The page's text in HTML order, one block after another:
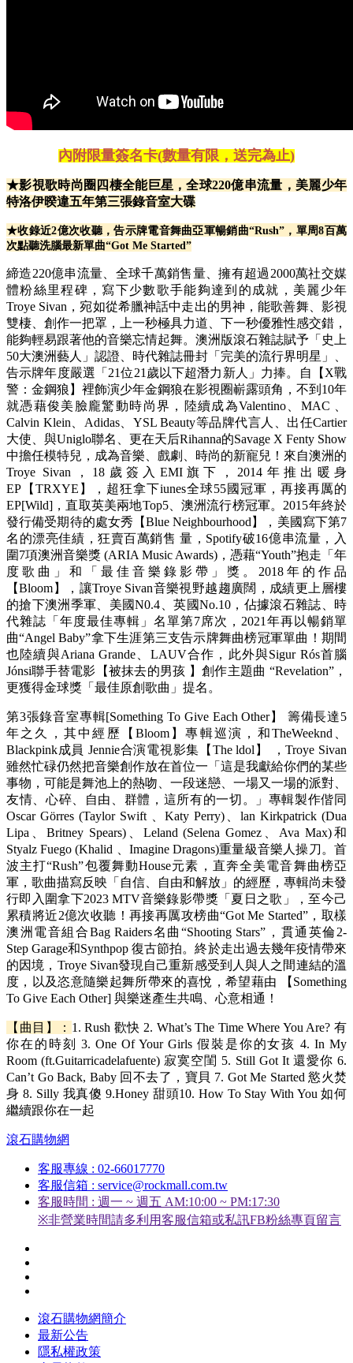
內附限量簽名卡(數量有限，送完為止)
★影視歌時尚圈四棲全能巨星，全球220億串流量，美麗少年
特洛伊暌違五年第三張錄音室大碟
★收錄近2億次收聽，告示牌電音舞曲亞軍暢銷曲“Rush”，單周8百萬
次點聽洗腦最新單曲“Got Me Started”
締造220億串流量、全球千萬銷售量、擁有超過2000萬社交媒
體粉絲里程碑，寫下少數歌手能夠達到的成就，美麗少年
Troye Sivan，宛如從希臘神話中走出的男神，能歌善舞、影視
雙棲、創作一把罩，上一秒極具力道、下一秒優雅性感交錯，
能夠輕易跟著他的音樂忘情起舞。澳洲版滾石雜誌賦予「史上
50大澳洲藝人」認證、時代雜誌冊封「完美的流行界明星」、
告示牌年度嚴選「21位21歲以下超潛力新人」力捧。自【X戰
警：金鋼狼】裡飾演少年金鋼狼在影視圈嶄露頭角，不到10年
就憑藉俊美臉龐驚動時尚界，陸續成為Valentino、MAC 、
Calvin Klein、Adidas、YSL Beauty等品牌代言人、出任Cartier
大使、與Uniglo聯名、更在天后Rihanna的Savage X Fenty Show
中擔任模特兒，成為音樂、戲劇、時尚的新寵兒！來自澳洲的
Troye Sivan，18歲簽入EMI旗下，2014年推出暖身
EP【TRXYE】，超狂拿下iunes全球55國冠軍，再接再厲的
EP[Wild]，直取英美兩地Top5、澳洲流行榜冠軍。2015年終於
發行備受期待的處女秀【Blue Neighbourhood】，美國寫下第7
名的漂亮佳績，狂賣百萬銷售 量，Spotify破16億串流量，入
圍7項澳洲音樂獎 (ARIA Music Awards)，憑藉“Youth”抱走「年
度歌曲」和「最佳音樂錄影帶」獎。2018年的作品
【Bloom】，讓Troye Sivan音樂視野越趨廣闊，成績更上層樓
的搶下澳洲季軍、美國N0.4、英國No.10，佔據滾石雜誌、時
代雜誌「年度最佳專輯」名單第7席次，2021年再以暢銷單
曲“Angel Baby”拿下生涯第三支告示牌舞曲榜冠軍單曲！期間
也陸續與Ariana Grande、LAUV合作，此外與Sigur Rós首腦
Jónsi聯手替電影【被抹去的男孩 】創作主題曲 “Revelation”，
更獲得金球獎「最佳原創歌曲」提名。
第3張錄音室專輯[Something To Give Each Other】 籌備長達5
年之久，其中經歷【Bloom】專輯巡演，和TheWeeknd、
Blackpink成員 Jennie合演電視影集【The ldol】 ，Troye Sivan
雖然忙碌仍然把音樂創作放在首位一「這是我獻給你們的某些
事物，可能是舞池上的熱吻、一段迷戀、一場又一場的派對、
友情、心碎、自由、群體，這所有的一切。」專輯製作偕同
Oscar Görres (Taylor Swift 、Katy Perry)、lan Kirkpatrick (Dua
Lipa、Britney Spears)、Leland (Selena Gomez、Ava Max)和
Styalz Fuego (Khalid 、Imagine Dragons)重量級音樂人操刀。首
波主打“Rush”包覆舞動House元素，直奔全美電音舞曲榜亞
軍，歌曲描寫反映「自信、自由和解放」的經歷，專輯尚未發
行即入圍拿下2023 MTV音樂錄影帶獎「夏日之歌」，至今己
累積將近2億次收聽！再接再厲攻榜曲“Got Me Started”，取樣
澳洲電音組合Bag Raiders名曲“Shooting Stars”，貫通英倫2-
Step Garage和Synthpop 復古節拍。終於走出過去幾年疫情帶來
的因境，Troye Sivan發現自己重新感受到人與人之間連結的溫
度，以及恣意隨樂起舞所帶來的喜悅，希望藉由 【Something
To Give Each Other] 與樂迷產生共鳴、心意相通！
【曲目】： 1. Rush 歡快 2. What’s The Time Where You Are? 有
你在的時刻 3. One Of Your Girls 假裝是你的女孩 4. In My
Room (ft.Guitarricadelafuente) 寂寞空閨 5. Still Got It 還愛你 6.
Can’t Go Back, Baby 回不去了，寶貝 7. Got Me Started 慾火焚
身 8. Silly 我真傻 9.Honey 甜頭10. How To Stay With You 如何
繼續跟你在一起
滾石購物網
客服專線 : 02-66017770
客服信箱 : service@rockmall.com.tw
客服時間 : 週一 ~ 週五 AM:10:00 ~ PM:17:30
※非營業時間請多利用客服信箱或私訊FB粉絲專頁留言
滾石購物網簡介
最新公告
隱私權政策